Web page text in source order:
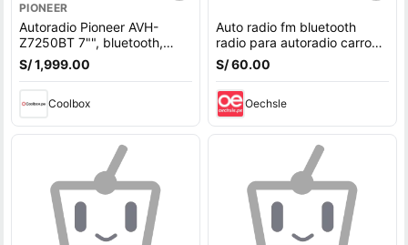
PIONEER
Autoradio Pioneer AVH-
Z7250BT 7"", bluetooth,
pantalla táctil transparente
S/ 1,999.00
Coolbox
Auto radio fm bluetooth
radio para autoradio carro
usb rca led
S/ 60.00
Oechsle